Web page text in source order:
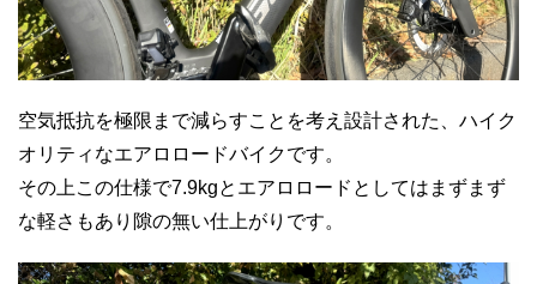
空気抵抗を極限まで減らすことを考え設計された、ハイク
オリティなエアロロードバイクです。
その上この仕様で7.9kgとエアロロードとしてはまずまず
な軽さもあり隙の無い仕上がりです。